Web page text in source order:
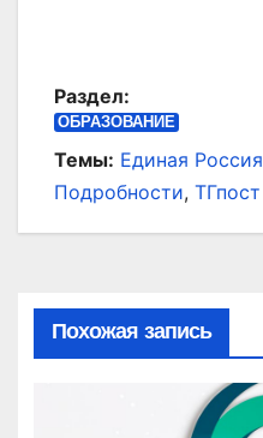
Раздел:
ОБРАЗОВАНИЕ
Темы: Единая Россия
Подробности, ТГпост
Похожая запись